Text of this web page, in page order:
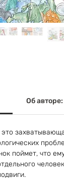
Об авторе:
поймет, что